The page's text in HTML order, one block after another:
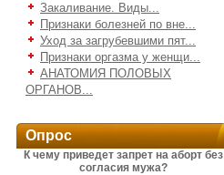
Закаливание. Виды...
Признаки болезней по вне...
Уход за загрубевшими пят...
Признаки оргазма у женщи...
АНАТОМИЯ ПОЛОВЫХ
ОРГАНОВ...
Опрос
К чему приведет запрет на аборт без
согласия мужа?